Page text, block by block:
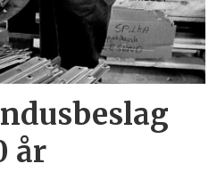
år